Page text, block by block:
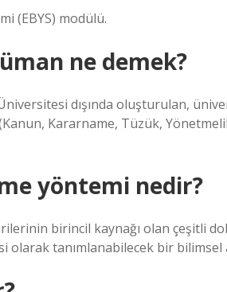
(EBYS) modülü.
ne demek?
dışında oluşturulan,
Kararname, Tüzük,
yöntemi nedir?
birincil kaynağı olan çeşitli
olarak tanımlanabilecek bir